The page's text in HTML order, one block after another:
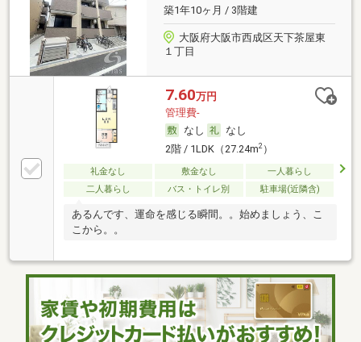
築1年10ヶ月 / 3階建
大阪府大阪市西成区天下茶屋東
１丁目
7.60万円
管理費-
なし
なし
2階 / 1LDK（27.24m2）
礼金なし 敷金なし
一人暮らし
二人暮らし
バス・トイレ別 駐車場(近隣含)
あるんです、運命を感じる瞬間。。始めましょう、こ
こから。。